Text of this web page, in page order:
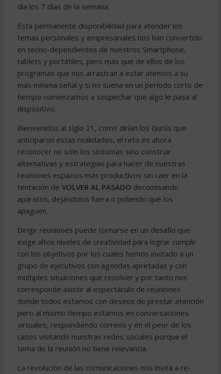
día los 7 días de la semana.
Esta permanente disponibilidad para atender los
temas personales y empresariales nos han convertido
en tecno-dependientes de nuestros Smartphone,
tablets y portátiles, pero más que de ellos de los
programas que nos arrastran a estar atentos a su
más mínima señal y si no suena en un período corto de
tiempo comenzamos a sospechar que algo le pasa al
dispositivo.
Bienvenidos al siglo 21, como dirían los Gurús que
anticiparon estas realidades, el reto es ahora
reconocer no sólo los síntomas sino construir
alternativas y estrategias para hacer de nuestras
reuniones espacios más productivos sin caer en la
tentación de VOLVER AL PASADO decomisando
aparatos, dejándolos fuera o pidiendo que los
apaguen.
Dirigir reuniones puede tornarse en un desafío que
exige altos niveles de creatividad para lograr cumplir
con los objetivos por los cuales hemos invitado a un
grupo de ejecutivos con agendas apretadas y con
múltiples situaciones que resolver y por tanto nos
corresponde asistir al espectáculo de reuniones
donde todos estamos con deseos de prestar atención
pero al mismo tiempo estamos en conversaciones
virtuales, respondiendo correos y en el peor de los
casos visitando nuestras redes sociales porque el
tema de la reunión no tiene relevancia.
La revolución de las comunicaciones nos invita a re-